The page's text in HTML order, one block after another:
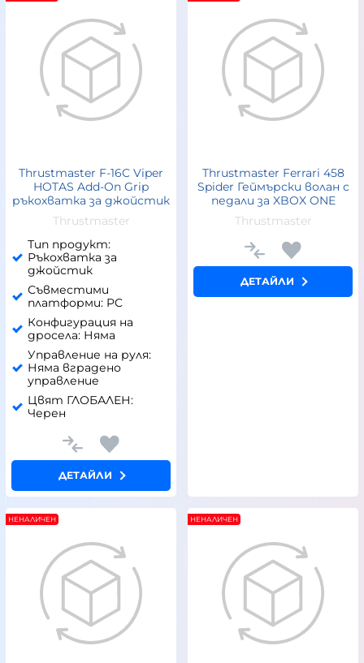
Thrustmaster F-16C Viper
HOTAS Add-On Grip
ръкохватка за джойстик
Thrustmaster
Тип продукт:
Ръкохватка за
джойстик
Съвместими
платформи: PC
Конфигурация на
дросела: Няма
Управление на руля:
Няма вградено
управление
Цвят ГЛОБАЛЕН:
Черен
ДЕТАЙЛИ
Thrustmaster Ferrari 458
Spider Геймърски волан с
педали за XBOX ONE
Thrustmaster
ДЕТАЙЛИ
НЕНАЛИЧЕН НЕНАЛИЧЕН